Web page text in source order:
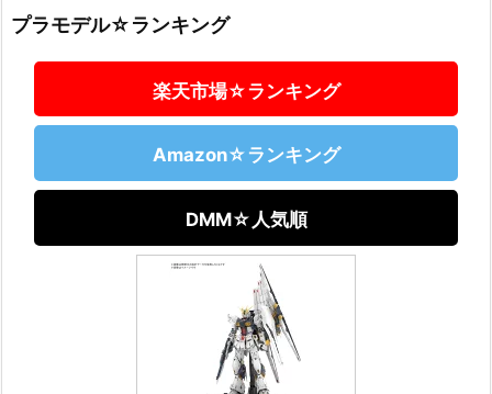
プラモデル☆ランキング
楽天市場☆ランキング
Amazon☆ランキング
DMM☆人気順